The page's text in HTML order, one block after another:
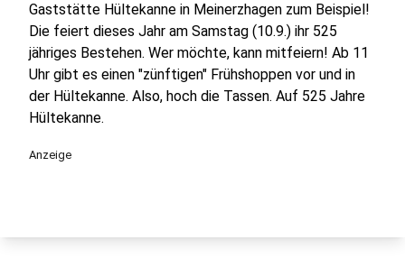
Gaststätte Hültekanne in Meinerzhagen zum Beispiel!
Die feiert dieses Jahr am Samstag (10.9.) ihr 525
jähriges Bestehen. Wer möchte, kann mitfeiern! Ab 11
Uhr gibt es einen "zünftigen" Frühshoppen vor und in
der Hültekanne. Also, hoch die Tassen. Auf 525 Jahre
Hültekanne.
Anzeige